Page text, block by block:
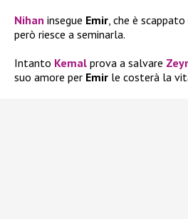
Nihan insegue Emir , che è
però riesce a seminarla.
Intanto Kemal prova a salvare
suo amore per Emir le costerà la